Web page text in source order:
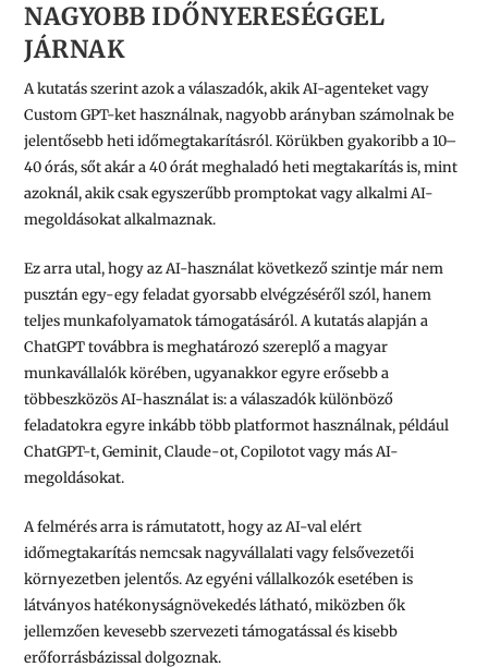
NAGYOBB IDŐNYERESÉGGEL
JÁRNAK
A kutatás szerint azok a válaszadók, akik AI-agenteket vagy
Custom GPT-ket használnak, nagyobb arányban számolnak be
jelentősebb heti időmegtakarításról. Körükben gyakoribb a 10–
40 órás, sőt akár a 40 órát meghaladó heti megtakarítás is, mint
azoknál, akik csak egyszerűbb promptokat vagy alkalmi AI-
megoldásokat alkalmaznak.
Ez arra utal, hogy az AI-használat következő szintje már nem
pusztán egy-egy feladat gyorsabb elvégzéséről szól, hanem
teljes munkafolyamatok támogatásáról. A kutatás alapján a
ChatGPT továbbra is meghatározó szereplő a magyar
munkavállalók körében, ugyanakkor egyre erősebb a
többeszközös AI-használat is: a válaszadók különböző
feladatokra egyre inkább több platformot használnak, például
ChatGPT-t, Geminit, Claude-ot, Copilotot vagy más AI-
megoldásokat.
A felmérés arra is rámutatott, hogy az AI-val elért
időmegtakarítás nemcsak nagyvállalati vagy felsővezetői
környezetben jelentős. Az egyéni vállalkozók esetében is
látványos hatékonyságnövekedés látható, miközben ők
jellemzően kevesebb szervezeti támogatással és kisebb
erőforrásbázissal dolgoznak.